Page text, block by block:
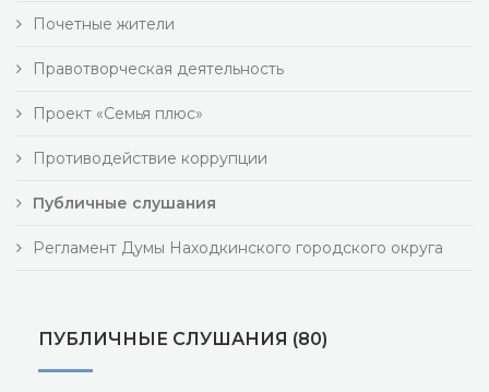
Почетные жители
Правотворческая деятельность
Проект «Семья плюс»
Противодействие коррупции
Публичные слушания
Регламент Думы Находкинского городского округа
ПУБЛИЧНЫЕ СЛУШАНИЯ (80)